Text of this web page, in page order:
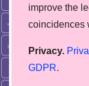
improve the
coincidences
Privacy.
GDPR.